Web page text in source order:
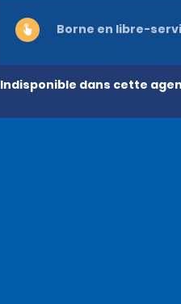
Indisponible dans cette
Borne en libre-